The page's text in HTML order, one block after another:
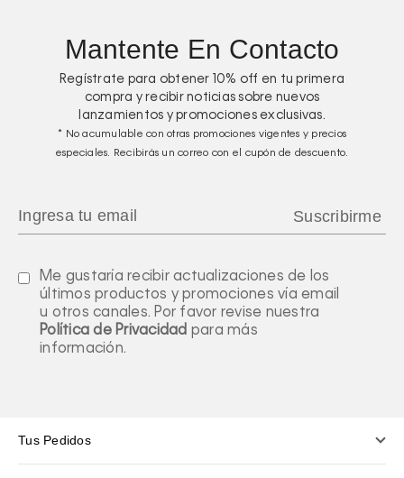
Mantente En Contacto
Regístrate para obtener 10% off en tu primera
compra y recibir noticias sobre nuevos
lanzamientos y promociones exclusivas.
* No acumulable con otras promociones vigentes y precios
especiales. Recibirás un correo con el cupón de descuento.
Me gustaría recibir actualizaciones de los
últimos productos y promociones vía email
u otros canales. Por favor revise nuestra
Política de Privacidad para más
información.
Tus Pedidos